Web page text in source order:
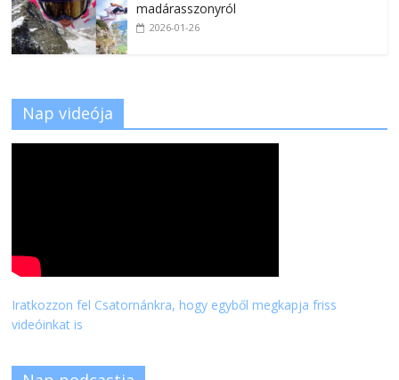
madárasszonyról
2026-01-26
Nap videója
Iratkozzon fel Csatornánkra, hogy egyből megkapja friss
videóinkat is